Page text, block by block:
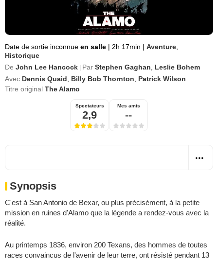
Date de sortie inconnue en salle | 2h 17min | Aventure
Historique
De John Lee Hancock Par Stephen Gaghan
Leslie Bohem
Avec Dennis Quaid Billy Bob Thornton
Patrick Wilson
Titre original The Alamo
Spectateurs
2,9
Mes amis
--
Synopsis
C'est à San Antonio de Bexar, ou plus précisément, à la petite
mission en ruines d'Alamo que la légende a rendez-vous avec la
réalité.
Au printemps 1836, environ 200 Texans, des hommes de toutes
races convaincus de l'avenir de leur terre, ont résisté pendant 13